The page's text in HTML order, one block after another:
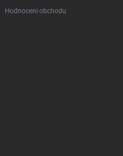
Hodnocení obchodu